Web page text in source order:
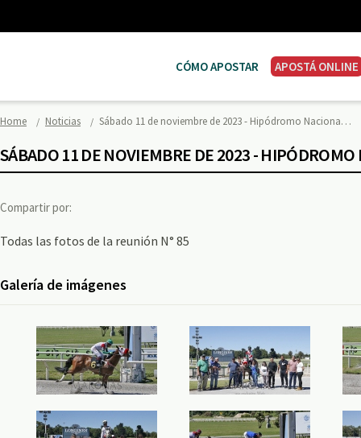
CÓMO APOSTAR APOSTÁ ONLINE
Home Noticias Sábado 11 de noviembre de 2023 - Hipódromo Naciona…
SÁBADO 11 DE NOVIEMBRE DE 2023 -
Compartir por:
Todas las fotos de la reunión N° 85
Galería de imágenes